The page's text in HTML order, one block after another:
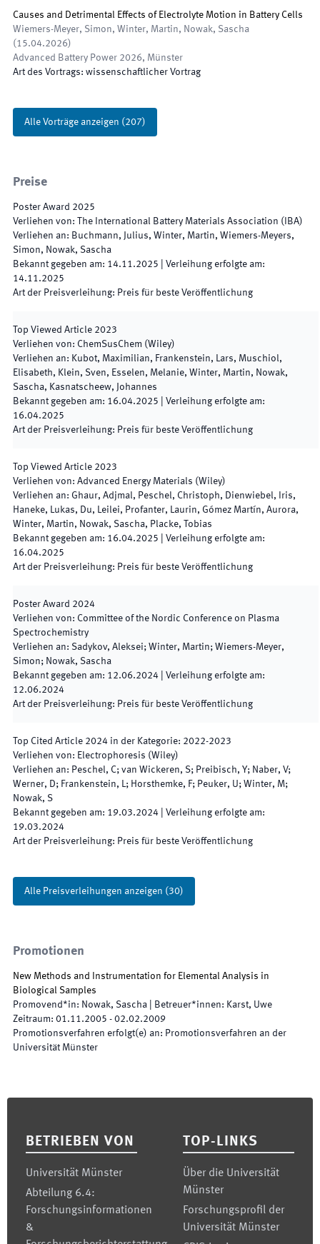
Causes and Detrimental Effects of Electrolyte Motion in Battery Cells
Wiemers-Meyer, Simon, Winter, Martin, Nowak, Sascha
( 15.04.2026)
Advanced Battery Power 2026, Münster
Art des Vortrags: wissenschaftlicher Vortrag
Alle Vorträge anzeigen (207)
Preise
Poster Award 2025
Verliehen von:
The International Battery Materials Association (IBA)
Verliehen an: Buchmann, Julius, Winter, Martin, Wiemers-Meyers,
Simon, Nowak, Sascha
Bekannt gegeben am: 14.11.2025 Verleihung erfolgte am:
14.11.2025
Art der Preisverleihung: Preis für beste Veröffentlichung
Top Viewed Article 2023
Verliehen von: ChemSusChem (Wiley)
Verliehen an: Kubot, Maximilian, Frankenstein, Lars, Muschiol,
Elisabeth, Klein, Sven, Esselen, Melanie, Winter, Martin, Nowak,
Sascha, Kasnatscheew, Johannes
Bekannt gegeben am: 16.04.2025 Verleihung erfolgte am:
16.04.2025
Art der Preisverleihung: Preis für beste Veröffentlichung
Top Viewed Article 2023
Verliehen von: Advanced Energy Materials (Wiley)
Verliehen an: Ghaur, Adjmal, Peschel, Christoph, Dienwiebel, Iris,
Haneke, Lukas, Du, Leilei, Profanter, Laurin, Gómez Martín, Aurora,
Winter, Martin, Nowak, Sascha, Placke, Tobias
Bekannt gegeben am: 16.04.2025 Verleihung erfolgte am:
16.04.2025
Art der Preisverleihung: Preis für beste Veröffentlichung
Poster Award 2024
Verliehen von: Committee of the Nordic Conference on Plasma
Spectrochemistry
Verliehen an: Sadykov, Aleksei; Winter, Martin; Wiemers-Meyer,
Simon; Nowak, Sascha
Bekannt gegeben am: 12.06.2024 Verleihung erfolgte am:
12.06.2024
Art der Preisverleihung: Preis für beste Veröffentlichung
Top Cited Article 2024 in der Kategorie: 2022-2023
Verliehen von: Electrophoresis (Wiley)
Verliehen an: Peschel, C; van Wickeren, S; Preibisch, Y; Naber, V;
Werner, D; Frankenstein, L; Horsthemke, F; Peuker, U; Winter, M;
Nowak, S
Bekannt gegeben am: 19.03.2024 Verleihung erfolgte am:
19.03.2024
Art der Preisverleihung: Preis für beste Veröffentlichung
Alle Preisverleihungen anzeigen (30)
Promotionen
New Methods and Instrumentation for Elemental Analysis in
Biological Samples
Promovend*in: Nowak, Sascha Betreuer*innen: Karst, Uwe
Zeitraum: 01.11.2005 - 02.02.2009
Promotionsverfahren erfolgt(e) an: Promotionsverfahren an der
Universität Münster
BETRIEBEN VON
Universität Münster
Abteilung 6.4:
Forschungsinformationen
&
TOP-LINKS
Über die Universität
Münster
Forschungsprofil der
Universität Münster